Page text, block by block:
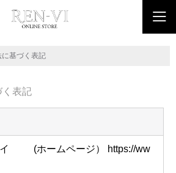
基づく表記
く表記
イ (ホームページ） https://ww